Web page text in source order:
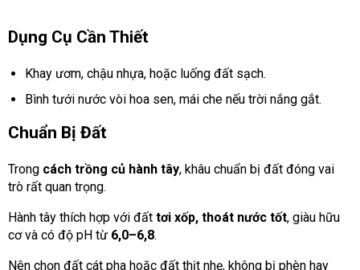
Dụng Cụ Cần Thiết
Khay ươm, chậu nhựa, hoặc luống đất sạch.
Bình tưới nước vòi hoa sen, mái che nếu trời nắng gắt.
Chuẩn Bị Đất
Trong cách trồng củ hành tây, khâu chuẩn bị đất đóng vai
trò rất quan trọng.
Hành tây thích hợp với đất tơi xốp, thoát nước tốt, giàu hữu
cơ và có độ pH từ 6,0–6,8.
Nên chọn đất cát pha hoặc đất thịt nhẹ, không bị phèn hay